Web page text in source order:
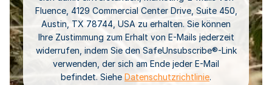
Fluence, 4129 Commercial Center Drive, Suite 450,
Austin, TX 78744, USA zu erhalten. Sie können
Ihre Zustimmung zum Erhalt von E-Mails jederzeit
widerrufen, indem Sie den SafeUnsubscribe®-Link
verwenden, der sich am Ende jeder E-Mail
befindet. Siehe Datenschutzrichtlinie.